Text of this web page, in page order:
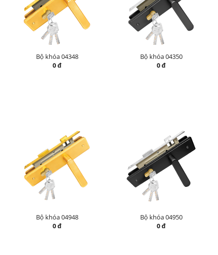
Bộ khóa 04348
0 đ
Bộ khóa 04350
0 đ
Bộ khóa 04948
0 đ
Bộ khóa 04950
0 đ